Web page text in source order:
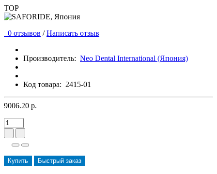
TOP
0 отзывов / Написать отзыв
Производитель: Neo Dental International (Япония)
Код товара: 2415-01
9006.20 р.
Купить Быстрый заказ